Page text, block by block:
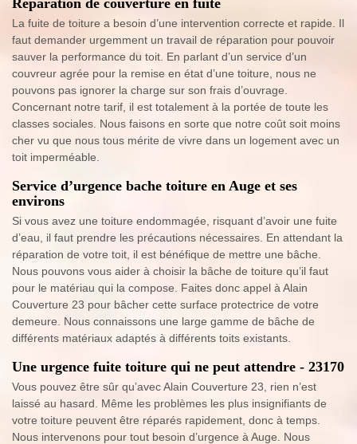
La fuite de toiture a besoin d’une intervention correcte et rapide. Il
faut demander urgemment un travail de réparation pour pouvoir
sauver la performance du toit. En parlant d’un service d’un
couvreur agrée pour la remise en état d’une toiture, nous ne
pouvons pas ignorer la charge sur son frais d’ouvrage.
Concernant notre tarif, il est totalement à la portée de toute les
classes sociales. Nous faisons en sorte que notre coût soit moins
cher vu que nous tous mérite de vivre dans un logement avec un
toit imperméable.
Service d’urgence bache toiture en Auge et ses
environs
Si vous avez une toiture endommagée, risquant d’avoir une fuite
d’eau, il faut prendre les précautions nécessaires. En attendant la
réparation de votre toit, il est bénéfique de mettre une bâche.
Nous pouvons vous aider à choisir la bâche de toiture qu’il faut
pour le matériau qui la compose. Faites donc appel à Alain
Couverture 23 pour bâcher cette surface protectrice de votre
demeure. Nous connaissons une large gamme de bâche de
différents matériaux adaptés à différents toits existants.
Une urgence fuite toiture qui ne peut attendre - 23170
Vous pouvez être sûr qu’avec Alain Couverture 23, rien n’est
laissé au hasard. Même les problèmes les plus insignifiants de
votre toiture peuvent être réparés rapidement, donc à temps.
Nous intervenons pour tout besoin d’urgence à Auge. Nous